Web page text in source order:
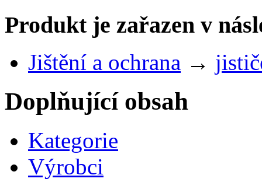
Produkt je zařazen v
Jištění a ochrana →
Doplňující obsah
Kategorie
Výrobci